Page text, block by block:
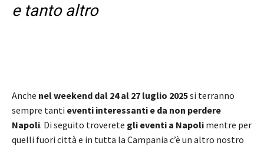
e tanto altro
Anche nel weekend dal 24 al 27 luglio 2025si terranno
sempre tanti eventi interessanti e da non perdere
Napoli. Di seguito troverete gli eventi a Napoli mentre per
quelli fuori città e in tutta la Campania c’è un altro nostro